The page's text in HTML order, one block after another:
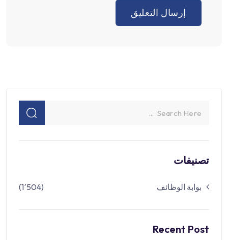
تصنيفات
بوابة الوظائف (1٬504)
Recent Post